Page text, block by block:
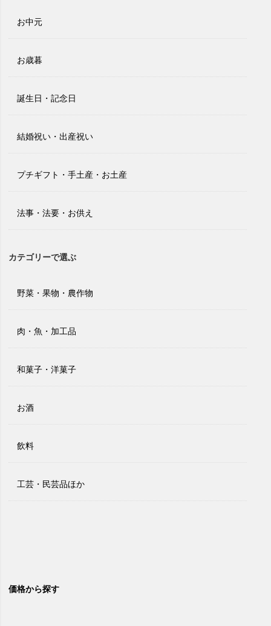
お中元
お歳暮
誕生日・記念日
結婚祝い・出産祝い
プチギフト・手土産・お土産
法事・法要・お供え
カテゴリーで選ぶ
野菜・果物・農作物
肉・魚・加工品
和菓子・洋菓子
お酒
飲料
工芸・民芸品ほか
価格から探す